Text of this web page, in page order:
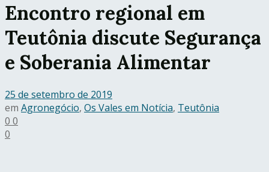
Encontro regional em
Teutônia discute Segurança
e Soberania Alimentar
25 de setembro de 2019
em Agronegócio, Os Vales em Notícia, Teutônia
0 0
0